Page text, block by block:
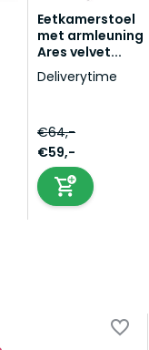
Eetkamerstoel
met armleuning
Ares velvet...
Deliverytime
€64,-
€59,-